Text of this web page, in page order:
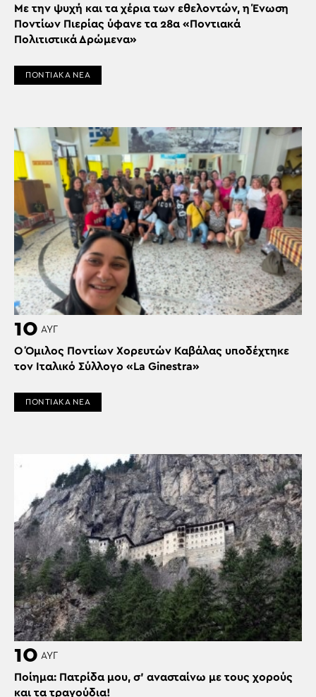
Με την ψυχή και τα χέρια των εθελοντών, η Ένωση
Ποντίων Πιερίας ύφανε τα 28α «Ποντιακά
Πολιτιστικά Δρώμενα»
ΠΟΝΤΙΑΚΑ ΝΕΑ
10 ΑΥΓ
Ο Όμιλος Ποντίων Χορευτών Καβάλας υποδέχτηκε
τον Ιταλικό Σύλλογο «La Ginestra»
ΠΟΝΤΙΑΚΑ ΝΕΑ
10 ΑΥΓ
Ποίημα: Πατρίδα μου, σ’ ανασταίνω με τους χορούς
και τα τραγούδια!